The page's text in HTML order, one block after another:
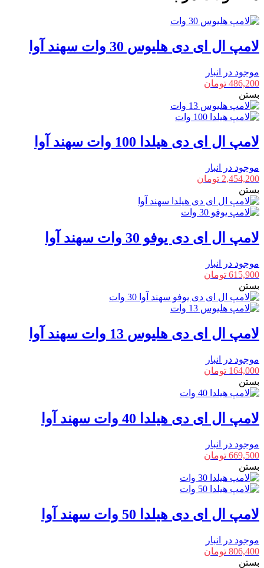
وات
آوا
عدد
لامپ ال ای دی هلیوس 30 وات سهند آوا
موجود در انبار
486,200 تومان
بستن
لامپ ال ای دی هیلدا 100 وات سهند آوا
موجود در انبار
2,454,200 تومان
بستن
لامپ ال ای دی یوفو 30 وات سهند آوا
موجود در انبار
615,900 تومان
بستن
لامپ ال ای دی هلیوس 13 وات سهند آوا
موجود در انبار
164,000 تومان
بستن
لامپ ال ای دی هیلدا 40 وات سهند آوا
موجود در انبار
669,500 تومان
بستن
لامپ ال ای دی هیلدا 50 وات سهند آوا
موجود در انبار
806,400 تومان
بستن